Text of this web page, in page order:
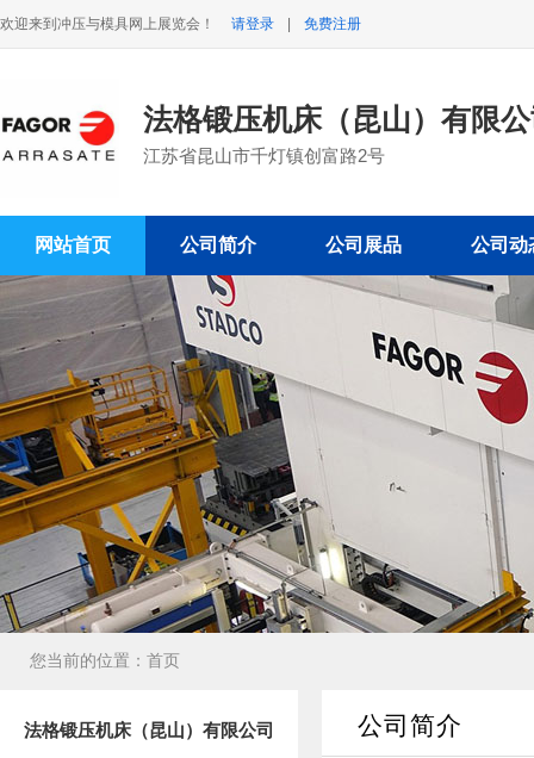
欢迎来到冲压与模具网上展览会！ 请登录 免费注册
法格锻压机床（昆山）有限
江苏省昆山市千灯镇创富路2号
网站首页 公司简介 公司展品 公司动
您当前的位置： 首页
法格锻压机床（昆山）有限公司 公司简介